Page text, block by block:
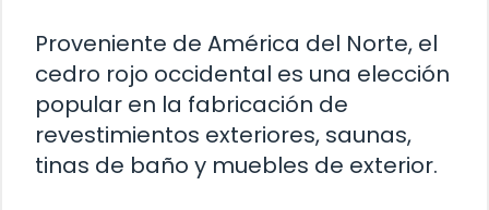
Proveniente de América del Norte, el
cedro rojo occidental es una elección
popular en la fabricación de
revestimientos exteriores, saunas,
tinas de baño y muebles de exterior.